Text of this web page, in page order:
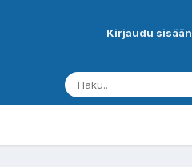
Kirjaudu sisään